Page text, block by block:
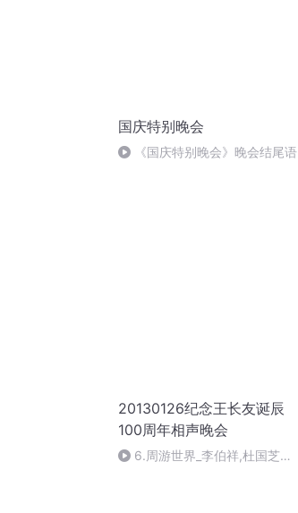
国庆特别晚会
《国庆特别晚会》晚会结尾语
20130126纪念王长友诞辰
100周年相声晚会
6.周游世界_李伯祥,杜国芝